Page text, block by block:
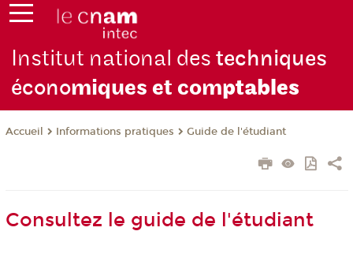
Institut national destechniques
économiques et comptables
Accueil Informations pratiques Guide de l'étudiant
Consultez le guide de l'étudiant